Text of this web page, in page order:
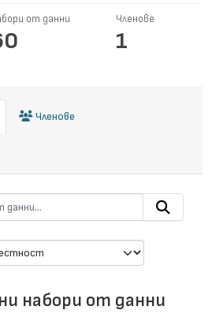
от данни Членове
1
Членове
набори от данни